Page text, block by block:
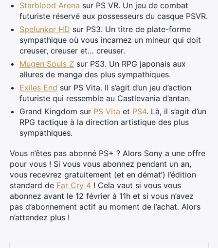
Starblood Arena sur PS VR. Un jeu de combat
futuriste réservé aux possesseurs du casque PSVR.
Spelunker HD sur PS3. Un titre de plate-forme
sympathique où vous incarnez un mineur qui doit
creuser, creuser et… creuser.
Mugen Souls Z sur PS3. Un RPG japonais aux
allures de manga des plus sympathiques.
Exiles End sur PS Vita. Il s’agit d’un jeu d’action
futuriste qui ressemble au Castlevania d’antan.
Grand Kingdom sur PS Vita et PS4. Là, il s’agit d’un
RPG tactique à la direction artistique des plus
sympathiques.
Vous n’êtes pas abonné PS+ ? Alors Sony a une offre
pour vous ! Si vous vous abonnez pendant un an,
vous recevrez gratuitement (et en démat’) l’édition
standard de Far Cry 4 ! Cela vaut si vous vous
abonnez avant le 12 février à 11h et si vous n’avez
pas d’abonnement actif au moment de l’achat. Alors
n’attendez plus !
Rechercher
: